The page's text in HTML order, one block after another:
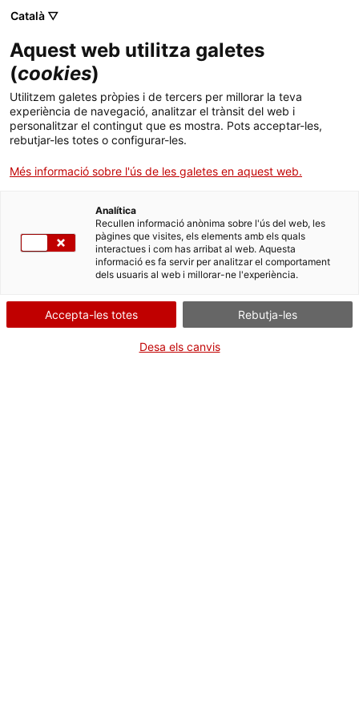
Menú
Convocatòries d'ajuts obertes Últimes notícies
Properes activitats
ACCIÓ - Agència per al creixement de les empreses
ACCIÓ - Agència per al creixement de les empreses
Inici
Ajuts i serveis
Activitats
Contacte. Obre en una nova finestra.
Subvencions a esdeveniments
d’arts visuals d’alt interès cultural
Què necessites fer?
Consulta a continuació totes les opcions
vinculades a aquest tràmit. Selecciona la que
correspongui amb el teu cas i podràs
accedir a tota la informació i condicions de
tramitació.
Català ▽
Aquest web utilitza galetes
(cookies)
Utilitzem galetes pròpies i de tercers per millorar la teva
experiència de navegació, analitzar el trànsit del web i
personalitzar el contingut que es mostra. Pots acceptar-les,
rebutjar-les totes o configurar-les.
Més informació sobre l'ús de les galetes en aquest web.
Analítica
Recullen informació anònima sobre l'ús del web, les
pàgines que visites, els elements amb els quals
interactues i com has arribat al web. Aquesta
informació es fa servir per analitzar el comportament
dels usuaris al web i millorar-ne l'experiència.
Accepta-les totes Rebutja-les
Desa els canvis